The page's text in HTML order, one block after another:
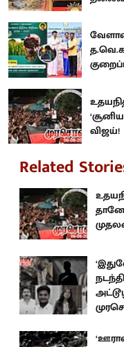
த.வெ.க
விஜய்!
Related